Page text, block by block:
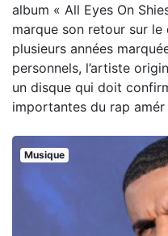
album « All Eyes On
marque son retour sur
plusieurs années
personnels, l’artiste
un disque qui doit
importantes du rap amér
Musique